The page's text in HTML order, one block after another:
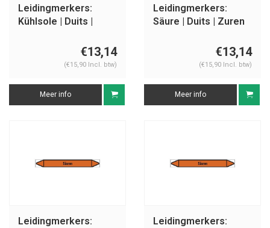
Leidingmerkers:
Kühlsole | Duits |
€13,14
(€15,90 Incl. btw)
Meer info
Leidingmerkers:
Säure | Duits | Zuren
€13,14
(€15,90 Incl. btw)
Meer info
Leidingmerkers:
Leidingmerkers: